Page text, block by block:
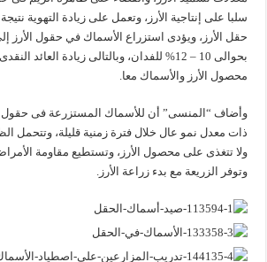
سلبا على إنتاجية الأرز، وتعمل على زيادة التهوية
حقل الأرز، ويؤدى استزراع الأسماك في حقول الأرز
بحوالى 10 – 12% للفدان، وبالتالى زيادة العائد
محصول الأرز والأسماك معا.
وأضاف “المنسى” أن للأسماك المستزرعة فى حقول
ذات معدل نمو عال خلال فترة زمنية قليلة، وتتحمل
ولا تتغذى على محصول الأرز، وتستطيع مقاومة
وتوفر الزريعة مع بدء زراعة الأرز.